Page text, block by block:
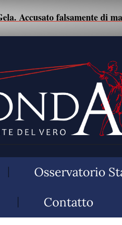
falsamente di maltrattamenti
Osservatorio
Contatto